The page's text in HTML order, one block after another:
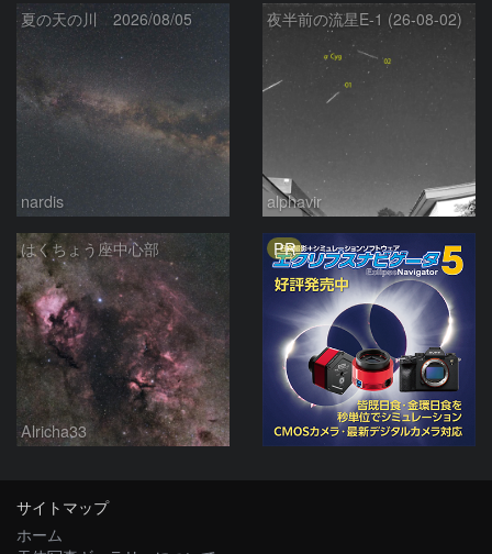
夏の天の川 2026/08/05
nardis
夜半前の流星E-1 (26-08-02)
alphavir
はくちょう座中心部
Alricha33
PR
サイトマップ
ホーム